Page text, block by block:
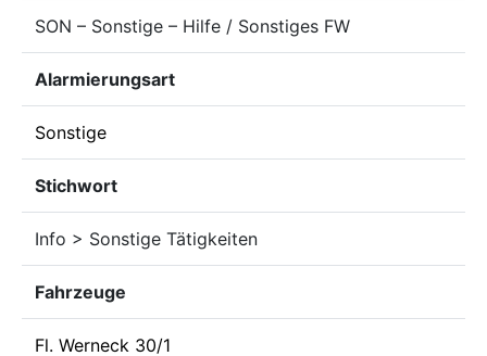
SON – Sonstige – Hilfe / Sonstiges FW
Alarmierungsart
Sonstige
Stichwort
Info > Sonstige Tätigkeiten
Fahrzeuge
Fl. Werneck 30/1